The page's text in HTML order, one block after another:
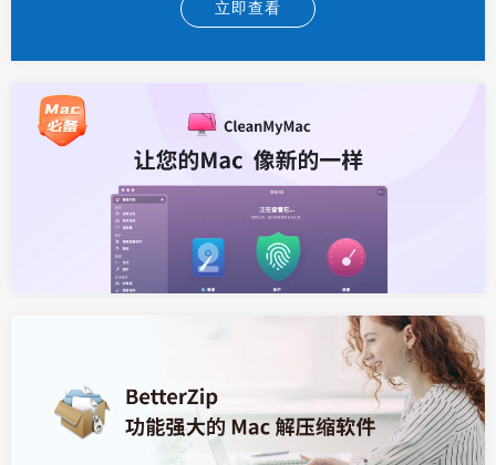
立即查看